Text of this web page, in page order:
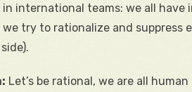
in international teams: we all have
try to rationalize and suppress
Let’s be rational, we are all